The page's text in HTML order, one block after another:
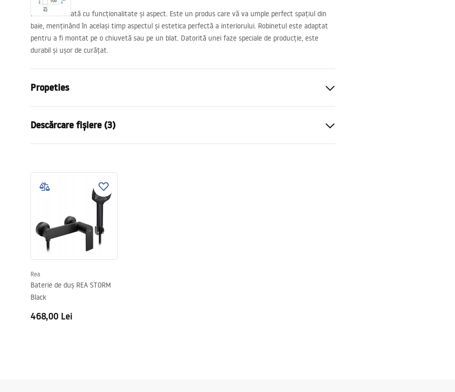
Baterie realizată cu funcționalitate și aspect. Este un produs care vă va umple perfect spațiul din
baie, menținând în același timp aspectul și estetica perfectă a interiorului. Robinetul este adaptat
pentru a fi montat pe o chiuvetă sau pe un blat. Datorită unei faze speciale de producție, este
durabil și ușor de curățat.
Propeties
Metodă de montaj
Culoare
Negru
Tehnologia de acoperire
Diametru pentru conectare
Garantie
Descărcare fișiere (3)
Warranty_Terms_and_Conditions_
Informații de siguranță
Safety_Information_Faucets.pdf
Rea
Baterie de duș REA STORM
Black
468,00 Lei